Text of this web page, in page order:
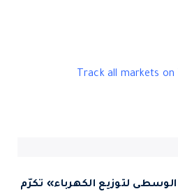
Track all markets on
لتوزيع الكهرباء» تكرّم